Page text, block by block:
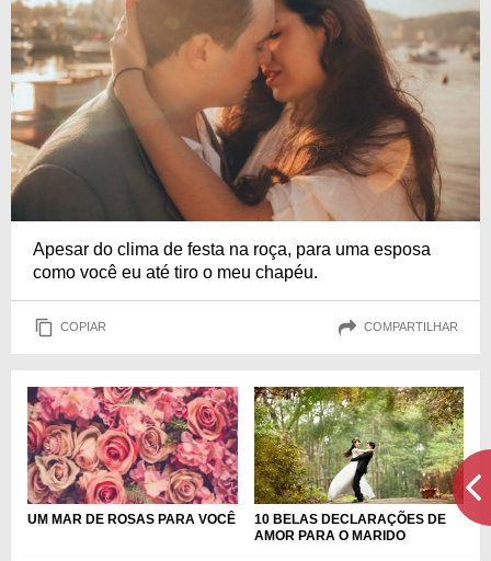
Apesar do clima de festa na roça, para uma esposa
como você eu até tiro o meu chapéu.
COPIAR COMPARTILHAR
UM MAR DE ROSAS PARA VOCÊ
10 BELAS DECLARAÇÕES DE
AMOR PARA O MARIDO